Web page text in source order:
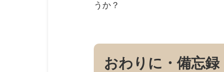
うか？
おわりに・備忘録